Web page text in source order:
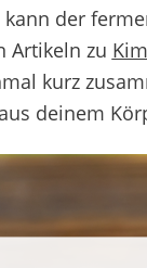
der
Artikeln zu
kurz
deinem